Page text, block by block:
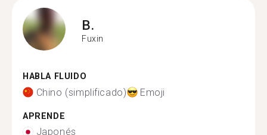
B.
Fuxin
HABLA FLUIDO
Chino (simplificado) Emoji
APRENDE
Japonés